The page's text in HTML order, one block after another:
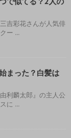
吉彩花さんが人気俳
ー ...
まった？白髪は
利麟太郎』の主人公
に ...